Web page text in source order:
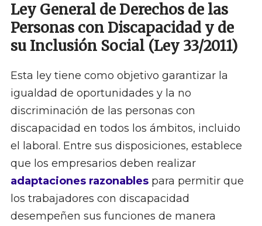
Ley General de Derechos de las
Personas con Discapacidad y de
su Inclusión Social (Ley 33/2011)
Esta ley tiene como objetivo garantizar la
igualdad de oportunidades y la no
discriminación de las personas con
discapacidad en todos los ámbitos, incluido
el laboral. Entre sus disposiciones, establece
que los empresarios deben realizar
adaptaciones razonablespara permitir que
los trabajadores con discapacidad
desempeñen sus funciones de manera